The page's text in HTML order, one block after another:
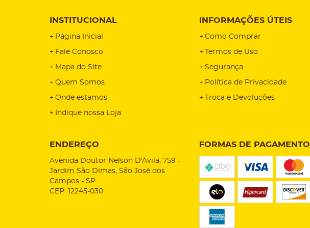
INSTITUCIONAL
Página Inicial
Fale Conosco
Mapa do Site
Quem Somos
Onde estamos
Indique nossa Loja
INFORMAÇÕES ÚTEIS
Como Comprar
Termos de Uso
Segurança
Política de Privacidade
Troca e Devoluções
ENDEREÇO
Avenida Doutor Nelson D'Avila, 759 -
Jardim São Dimas, São José dos
Campos - SP
CEP: 12245-030
FORMAS DE PAGAMENTO